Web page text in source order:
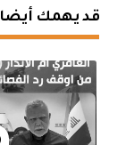
قد يهمك أيضا